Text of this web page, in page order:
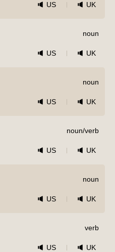
US UK
noun
US UK
noun
US UK
noun/verb
US UK
noun
US UK
verb
US UK